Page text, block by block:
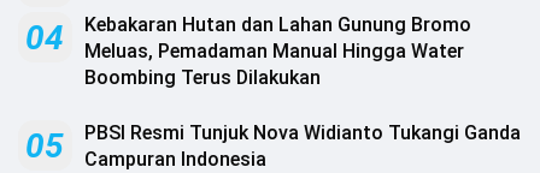
04
‎Kebakaran Hutan dan Lahan Gunung Bromo
Meluas, Pemadaman Manual Hingga Water
Boombing Terus Dilakukan ‎
05
PBSI Resmi Tunjuk Nova Widianto Tukangi Ganda
Campuran Indonesia